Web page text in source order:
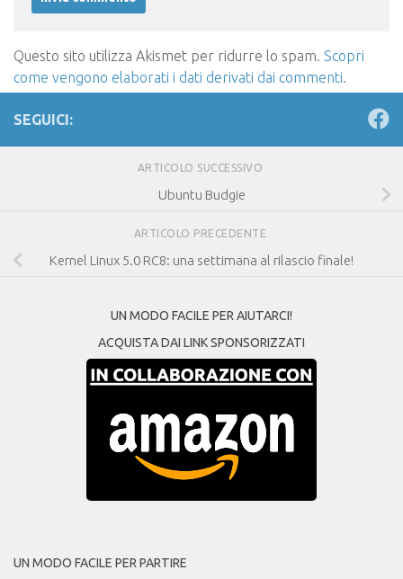
Questo sito utilizza Akismet per ridurre lo spam. Scopri
come vengono elaborati i dati derivati dai commenti.
SEGUICI:
ARTICOLO SUCCESSIVO
Ubuntu Budgie
ARTICOLO PRECEDENTE
Kernel Linux 5.0 RC8: una settimana al rilascio finale!
UN MODO FACILE PER AIUTARCI!
ACQUISTA DAI LINK SPONSORIZZATI
UN MODO FACILE PER PARTIRE